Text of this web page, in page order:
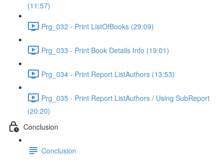
(11:57)
Prg_032 - Print ListOfBooks (29:09)
Prg_033 - Print Book Details Info (19:01)
Prg_034 - Print Report ListAuthors (13:53)
Prg_035 - Print Report ListAuthors / Using SubReport
(20:20)
Conclusion
Conclusion